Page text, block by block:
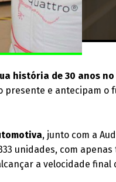
história de 30 anos
presente e antecipam o
, junto com a
unidades, com
a velocidade final